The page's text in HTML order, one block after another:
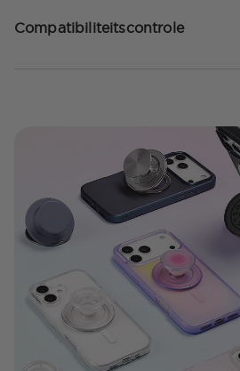
Compatibiliteitscontrole